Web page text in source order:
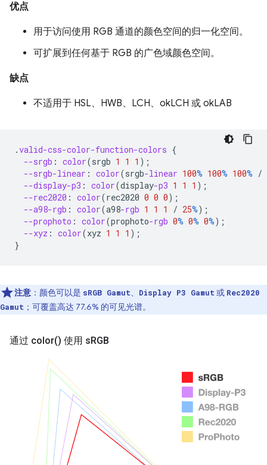
优点
用于访问使用 RGB 通道的颜色空间的归一化空间。
可扩展到任何基于 RGB 的广色域颜色空间。
缺点
不适用于 HSL、HWB、LCH、okLCH 或 okLAB
.valid-css-color-function-colors {
--srgb : color(srgb 1 1 1 );
--srgb-linear : color(srgb-linear 100% 100% 100% /
--display-p3 : color(display-p3 1 1 1 );
--rec2020 : color(rec2020 0 0 0);
--a98-rgb : color(a98-rgb 1 1 1 / 25%);
--prophoto : color(prophoto-rgb 0% 0% 0%);
--xyz : color(xyz 1 1 1 );
}
注意 ：颜色可以是 sRGB Gamut、 Display P3 Gamut或 Rec2020
Gamut ；可覆盖高达 77.6% 的可见光谱。
通过 color() 使用 s RGB